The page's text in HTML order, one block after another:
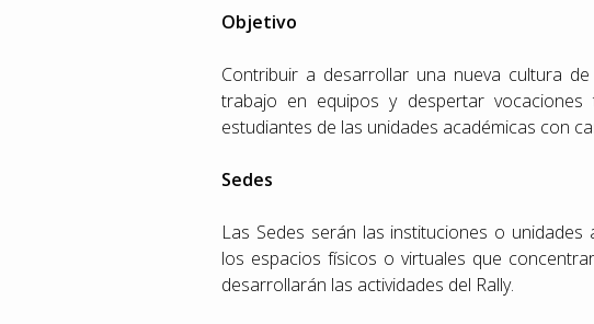
Objetivo
Contribuir a desarrollar una nueva cultura
trabajo en equipos y despertar vocaciones
estudiantes de las unidades académicas con
Sedes
Las Sedes serán las instituciones o
los espacios físicos o virtuales que
desarrollarán las actividades del Rally.